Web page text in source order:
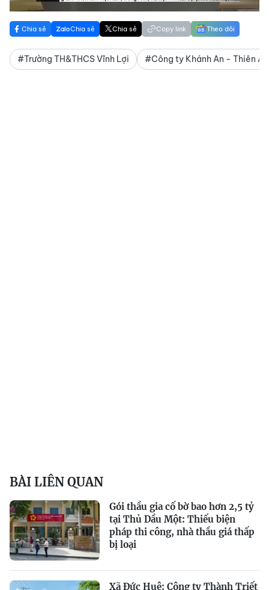
Chia sẻ Chia sẻ Chia sẻ Copy link Theo dõi
#Trường TH&THCS Vĩnh Lợi #Công ty Khánh An - Thiên An
BÀI LIÊN QUAN
Gói thầu gia cố bờ bao hơn 2,5 tỷ
tại Thủ Dầu Một: Thiếu biện
pháp thi công, nhà thầu giá thấp
bị loại
Xã Đức Huệ: Công ty Thành Triết